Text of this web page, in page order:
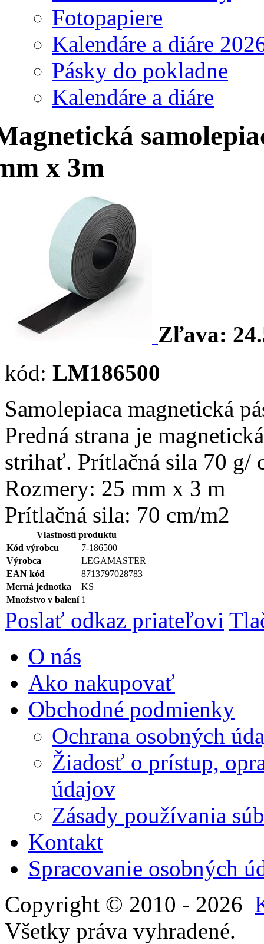
Fotopapiere
Kalendáre a diáre
Pásky do pokladne
Kalendáre a diáre
x 3m
Zľava:
kód: LM186500
Samolepiaca magnetická
Predná strana je
strihať. Prítlačná sila 70 g/
Rozmery: 25 mm x 3 m
Prítlačná sila: 70 cm/m2
Vlastnosti produktu
Kód výrobcu
7-186500
Výrobca
LEGAMASTER
EAN kód
8713797028783
Merná jednotka
KS
Množstvo v balení 1
Poslať odkaz priateľovi
O nás
Ako nakupovať
Obchodné podmienky
Ochrana osobných
Žiadosť o prístup,
údajov
Zásady používania
Kontakt
Spracovanie osobných
Copyright © 2010 - 2026
Všetky práva vyhradené.